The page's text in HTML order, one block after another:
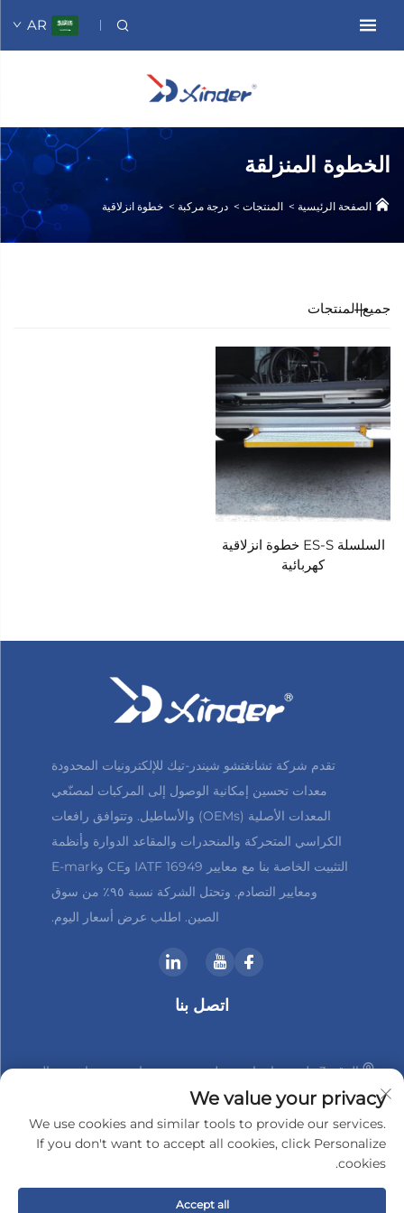
AR
الخطوة المنزلقة
الصفحة الرئيسية > المنتجات > درجة مركبة > خطوة انزلاقية
جميع المنتجات
السلسلة ES-S خطوة انزلاقية
كهربائية
تقدم شركة تشانغتشو شيندر-تيك للإلكترونيات المحدودة
معدات تحسين إمكانية الوصول إلى المركبات لمصنّعي
المعدات الأصلية (OEMs) والأساطيل. وتتوافق رافعات
الكراسي المتحركة والمنحدرات والمقاعد الدوارة وأنظمة
التثبيت الخاصة بنا مع معايير IATF 16949 وCE وE-mark
ومعايير التصادم. وتحتل الشركة نسبة ٩٥٪ من سوق
الصين. اطلب عرض أسعار اليوم.
اتصل بنا
الرقم 3 طريق هانشان، منطقة شينبي، تشانغتشو، جيانغسو، الصين
+86-18961288218
[email protected]
حقوق النشر © 2025 بواسطة شركة تشانغتشو شيندير-تيك للإلكترونيات
We value your privacy
We use cookies and similar tools to provide our services.
If you don't want to accept all cookies, click Personalize
cookies.
Accept all